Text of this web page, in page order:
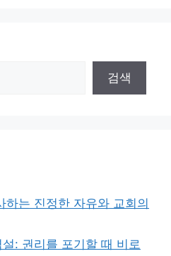
검색
하는 진정한 자유와 교회의
: 권리를 포기할 때 비로